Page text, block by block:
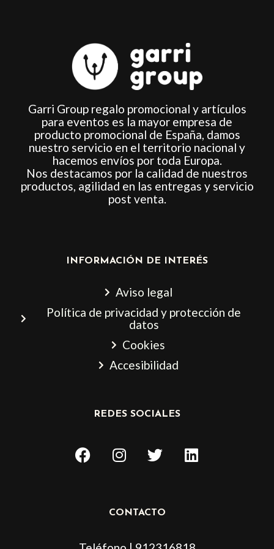
Garri Group regalo promocional y artículos
para eventos es la mayor empresa de
producto promocional de España, damos
nuestro servicio en el territorio nacional y
hacemos envíos por toda Europa.
Nos destacamos por la calidad de nuestros
productos, agilidad en las entregas y servicio
post venta.
INFORMACIÓN DE INTERÉS
Aviso legal
Política de privacidad y protección de
datos
Cookies
Accesibilidad
REDES SOCIALES
F
a
I
n
a
T
w
t
L
i
CONTACTO